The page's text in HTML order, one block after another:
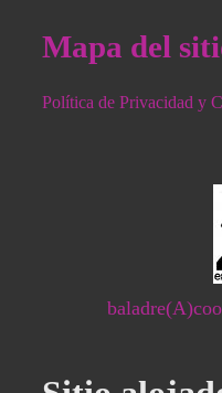
Mapa del
Política de Privacidad y